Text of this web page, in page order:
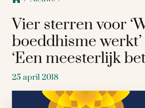
Vier sterren voor
boeddhisme
‘Een meesterlijk
25 april 2018